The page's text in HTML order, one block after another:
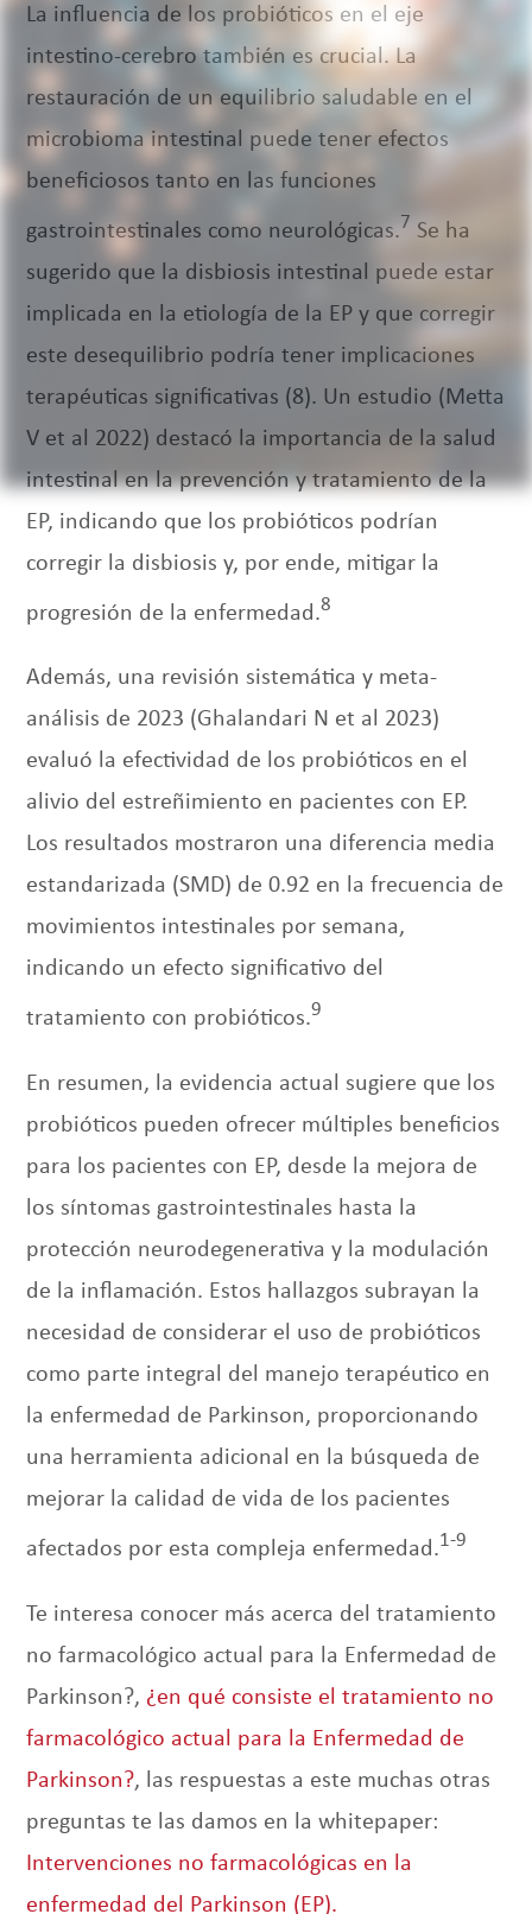
La influencia de los probióticos en el eje
intestino-cerebro también es crucial. La
restauración de un equilibrio saludable en el
microbioma intestinal puede tener efectos
beneficiosos tanto en las funciones
gastrointestinales como neurológicas.7 Se ha
sugerido que la disbiosis intestinal puede estar
implicada en la etiología de la EP y que corregir
este desequilibrio podría tener implicaciones
terapéuticas significativas (8). Un estudio (Metta
V et al 2022) destacó la importancia de la salud
intestinal en la prevención y tratamiento de la
EP, indicando que los probióticos podrían
corregir la disbiosis y, por ende, mitigar la
progresión de la enfermedad.8
Además, una revisión sistemática y meta-
análisis de 2023 (Ghalandari N et al 2023)
evaluó la efectividad de los probióticos en el
alivio del estreñimiento en pacientes con EP.
Los resultados mostraron una diferencia media
estandarizada (SMD) de 0.92 en la frecuencia de
movimientos intestinales por semana,
indicando un efecto significativo del
tratamiento con probióticos.9
En resumen, la evidencia actual sugiere que los
probióticos pueden ofrecer múltiples beneficios
para los pacientes con EP, desde la mejora de
los síntomas gastrointestinales hasta la
protección neurodegenerativa y la modulación
de la inflamación. Estos hallazgos subrayan la
necesidad de considerar el uso de probióticos
como parte integral del manejo terapéutico en
la enfermedad de Parkinson, proporcionando
una herramienta adicional en la búsqueda de
mejorar la calidad de vida de los pacientes
afectados por esta compleja enfermedad.1-9
Te interesa conocer más acerca del tratamiento
no farmacológico actual para la Enfermedad de
Parkinson?, ¿en qué consiste el tratamiento no
farmacológico actual para la Enfermedad de
Parkinson?, las respuestas a este muchas otras
preguntas te las damos en la whitepaper:
Intervenciones no farmacológicas en la
enfermedad del Parkinson (EP).